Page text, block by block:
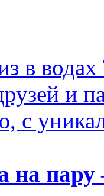
в
и
с
на пару